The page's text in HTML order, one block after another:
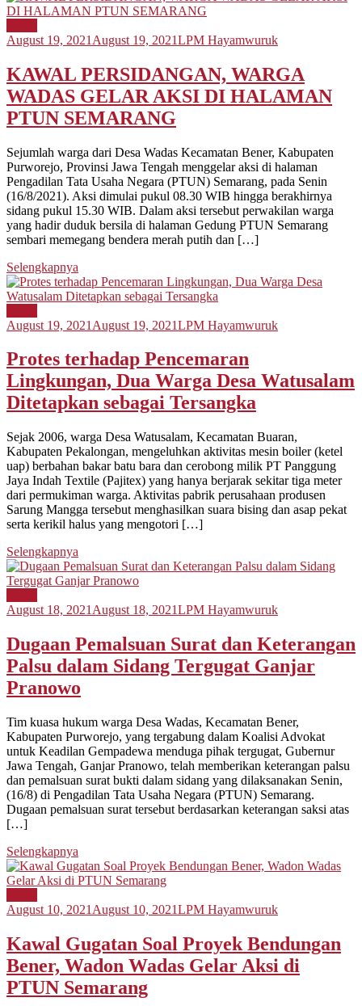
August 19, 2021 August 19, 2021LPM Hayamwuruk
KAWAL PERSIDANGAN, WARGA
WADAS GELAR AKSI DI HALAMAN
PTUN SEMARANG
Sejumlah warga dari Desa Wadas Kecamatan Bener, Kabupaten
Purworejo, Provinsi Jawa Tengah menggelar aksi di halaman
Pengadilan Tata Usaha Negara (PTUN) Semarang, pada Senin
(16/8/2021). Aksi dimulai pukul 08.30 WIB hingga berakhirnya
sidang pukul 15.30 WIB. Dalam aksi tersebut perwakilan warga
yang hadir duduk bersila di halaman Gedung PTUN Semarang
sembari memegang bendera merah putih dan […]
Selengkapnya
August 19, 2021 August 19, 2021LPM Hayamwuruk
Protes terhadap Pencemaran
Lingkungan, Dua Warga Desa Watusalam
Ditetapkan sebagai Tersangka
Sejak 2006, warga Desa Watusalam, Kecamatan Buaran,
Kabupaten Pekalongan, mengeluhkan aktivitas mesin boiler (ketel
uap) berbahan bakar batu bara dan cerobong milik PT Panggung
Jaya Indah Textile (Pajitex) yang hanya berjarak sekitar tiga meter
dari permukiman warga. Aktivitas pabrik perusahaan produsen
Sarung Mangga tersebut menghasilkan suara bising dan asap pekat
serta kerikil halus yang mengotori […]
Selengkapnya
August 18, 2021 August 18, 2021LPM Hayamwuruk
Dugaan Pemalsuan Surat dan Keterangan
Palsu dalam Sidang Tergugat Ganjar
Pranowo
Tim kuasa hukum warga Desa Wadas, Kecamatan Bener,
Kabupaten Purworejo, yang tergabung dalam Koalisi Advokat
untuk Keadilan Gempadewa menduga pihak tergugat, Gubernur
Jawa Tengah, Ganjar Pranowo, telah memberikan keterangan palsu
dan pemalsuan surat bukti dalam sidang yang dilaksanakan Senin,
(16/8) di Pengadilan Tata Usaha Negara (PTUN) Semarang.
Dugaan pemalsuan surat tersebut berdasarkan keterangan saksi atas
[…]
Selengkapnya
August 10, 2021 August 10, 2021LPM Hayamwuruk
Kawal Gugatan Soal Proyek Bendungan
Bener, Wadon Wadas Gelar Aksi di
PTUN Semarang